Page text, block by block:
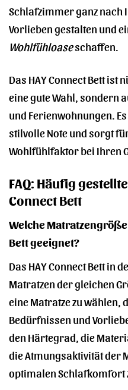
Schlafzimmer ganz nach
Vorlieben gestalten und
Wohlfühloaseschaffen.
Das HAY Connect Bett
eine gute Wahl, sondern
und Ferienwohnungen.
stilvolle Note und sorgt
Wohlfühlfaktor bei Ihren
FAQ: Häufig
Connect Bett
Welche Matratzengröße
Bett geeignet?
Das HAY Connect Bett in
Matratzen der gleichen
eine Matratze zu wählen,
Bedürfnissen und
den Härtegrad, die
die Atmungsaktivität der
optimalen Schlafkomfort